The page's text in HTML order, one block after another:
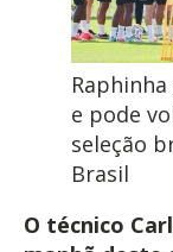
e pode
seleção
Brasil
O técnico